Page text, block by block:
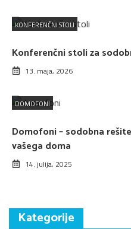
KONFERENČNI STOLI
Konferenčni stoli za
13. maja, 2026
DOMOFONI
Domofoni – sodobna
vašega doma
14. julija, 2025
Kategorije